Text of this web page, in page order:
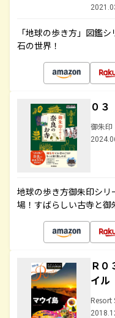
「地球の歩き方」図鑑
石の世界！
０
御朱印
地球の歩き方御朱印シ
場！すばらしい古寺と御
Ｒ
イ
Resort